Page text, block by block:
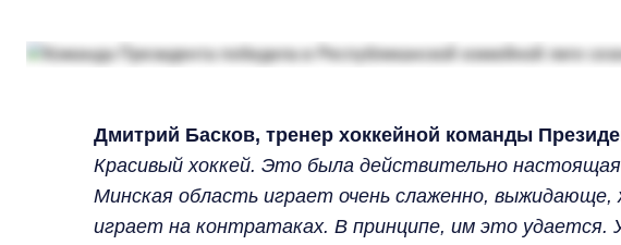
Дмитрий Басков, тренер хоккейной команды
Красивый хоккей. Это была действительно настоящая
Минская область играет очень слаженно,
играет на контратаках. В принципе, им это удается.